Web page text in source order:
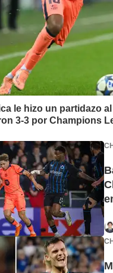
le hizo un partidazo
3-3 por Champions